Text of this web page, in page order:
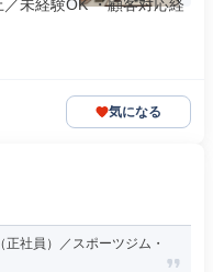
未経験OK ・顧客対応経
気になる
正社員）／スポーツジム・